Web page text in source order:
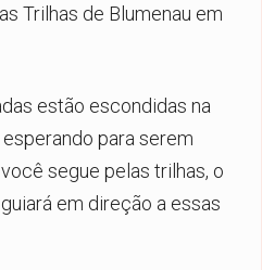
Trilhas de Blumenau em
estão escondidas na
para serem
segue pelas trilhas, o
em direção a essas